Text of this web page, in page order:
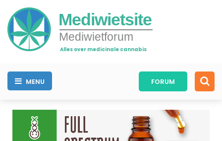
Mediwietsite
Mediwietforum
Alles over medicinale cannabis
MENU FORUM